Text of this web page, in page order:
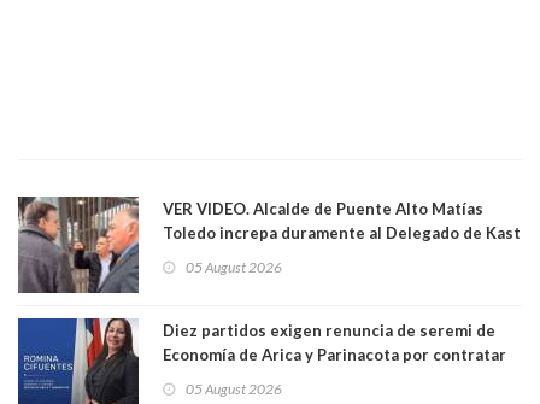
VER VIDEO. Alcalde de Puente Alto Matías
Toledo increpa duramente al Delegado de Kast
delegado nuevamente arrancando"
05 August 2026
Diez partidos exigen renuncia de seremi de
Economía de Arica y Parinacota por contratar
05 August 2026